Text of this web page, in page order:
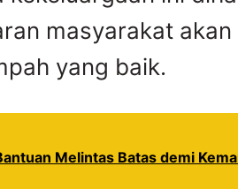
masyarakat akan
yang baik.
Melintas Batas demi